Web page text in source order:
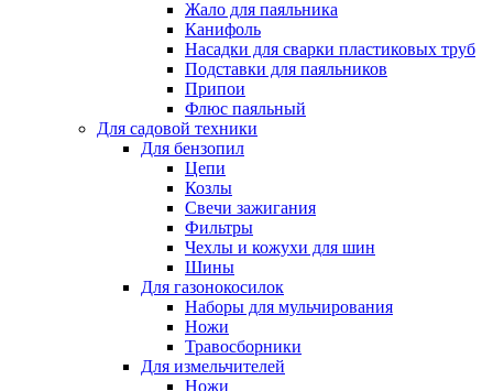
Жало для паяльника
Канифоль
Насадки для сварки пластиковых труб
Подставки для паяльников
Припои
Флюс паяльный
Для садовой техники
Для бензопил
Цепи
Козлы
Свечи зажигания
Фильтры
Чехлы и кожухи для шин
Шины
Для газонокосилок
Наборы для мульчирования
Ножи
Травосборники
Для измельчителей
Ножи